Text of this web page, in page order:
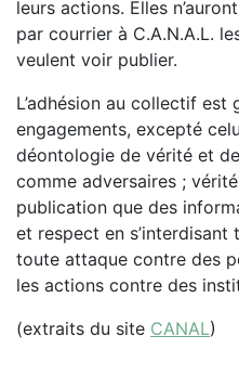
leurs actions. Elles
par courrier à C.A.N.A.L.
veulent voir publier.
L’adhésion au collectif est
engagements, excepté
déontologie de vérité et
comme adversaires ;
publication que des
et respect en
toute attaque contre des
les actions contre des
(extraits du site CANAL)